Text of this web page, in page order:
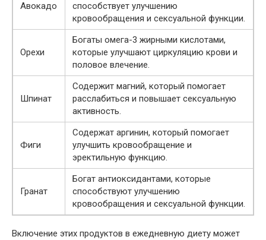
Авокадо
способствует улучшению
кровообращения и сексуальной функции.
Орехи
Богаты омега-3 жирными кислотами,
которые улучшают циркуляцию крови и
половое влечение.
Шпинат
Содержит магний, который помогает
расслабиться и повышает сексуальную
активность.
Фиги
Содержат аргинин, который помогает
улучшить кровообращение и
эректильную функцию.
Гранат
Богат антиоксидантами, которые
способствуют улучшению
кровообращения и сексуальной функции.
Включение этих продуктов в ежедневную диету может